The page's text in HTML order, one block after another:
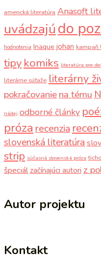
americká literatúra Anasoft
uvádzajúdo
hodnotenia Inaque johan kampaň
tipy komiks literatúra pre
literárne súťaže literárny
pokračovaniena tému
nádej odborné články
próza recenzia
slovenská literatúra
strip súčasná slovenská próza ticho
špeciál začínajúci autori z
Autor projektu
Kontakt